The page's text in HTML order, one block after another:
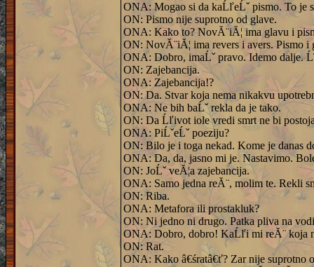
ONA: Mogao si da kaĹľeĹˇ pismo. To je
ON: Pismo nije suprotno od glave.
ONA: Kako to? NovĂ¨iĂ¦ ima glavu i
ON: NovĂ¨iĂ¦ ima revers i avers. Pismo i
ONA: Dobro, imaĹˇ pravo. Idemo dalje.
ON: Zajebancija.
ONA: Zajebancija!?
ON: Da. Stvar koja nema nikakvu
ONA: Ne bih baĹˇ rekla da je tako.
ON: Da Ĺľivot iole vredi smrt ne bi
ONA: PiĹˇeĹˇ poeziju?
ON: Bilo je i toga nekad. Kome je danas
ONA: Da, da, jasno mi je. Nastavimo.
ON: JoĹˇ veĂ¦a zajebancija.
ONA: Samo jedna reĂ¨, molim te. Rekli
ON: Riba.
ONA: Metafora ili prostakluk?
ON: Ni jedno ni drugo. Patka pliva na
ONA: Dobro, dobro! KaĹľi mi reĂ¨ koja
ON: Rat.
ONA: Kako â€śratâ€ť? Zar nije suprotno